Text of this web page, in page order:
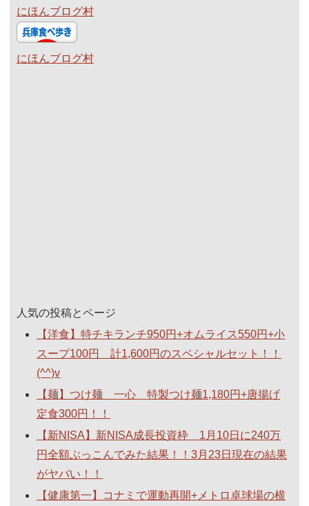
にほんブログ村
にほんブログ村
人気の投稿とページ
【洋食】特チキランチ950円+オムライス550円+小
スープ100円 計1,600円のスペシャルセット！！
(^^)v
【麺】つけ麺 一心 特製つけ麺1,180円+唐揚げ
定食300円！！
【新NISA】新NISA成長投資枠 1月10日に240万
円全額ぶっこんでみた結果！！3月23日現在の結果
がヤバい！！
【健康第一】コナミで運動再開+メトロ卓球場の横